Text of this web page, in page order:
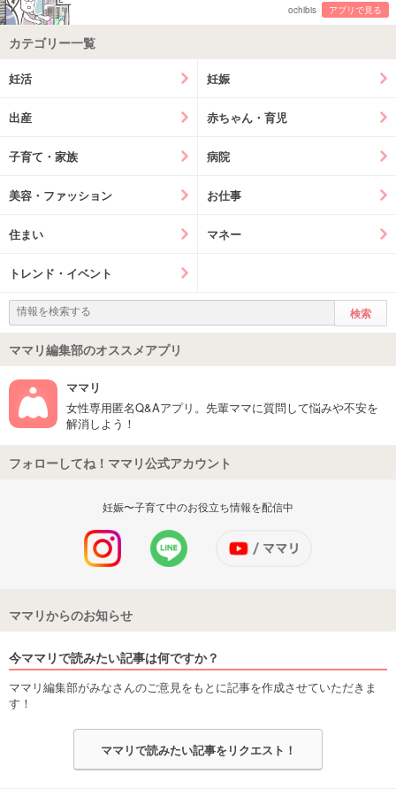
ochibis アプリで見る
カテゴリー一覧
妊活 妊娠
出産 赤ちゃん・育児
子育て・家族 病院
美容・ファッション お仕事
住まい マネー
トレンド・イベント
ママリ編集部のオススメアプリ
ママリ
女性専用匿名Q&Aアプリ。先輩ママに質問して悩みや不安を
解消しよう！
フォローしてね！ママリ公式アカウント
妊娠〜子育て中のお役立ち情報を配信中
ママリからのお知らせ
今ママリで読みたい記事は何ですか？
ママリ編集部がみなさんのご意見をもとに記事を作成させていただきま
す！
ママリで読みたい記事をリクエスト！